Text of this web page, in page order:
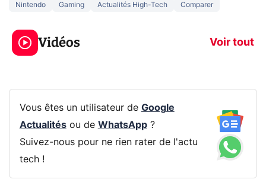
Nintendo Gaming Actualités High-Tech Comparer
Vidéos Voir tout
3 écrans en 1 pour
319€ ? Voici L'AOC
CQ32G4ZA !
5
prochaine
Vous êtes un utilisateur de Google
Actualitésou de WhatsApp?
Suivez-nous pour ne rien rater de l'actu
tech !